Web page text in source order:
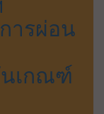
ารผ่อน
เกณฑ์